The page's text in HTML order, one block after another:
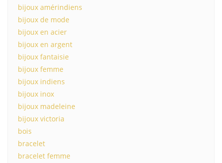
bijoux amérindiens
bijoux de mode
bijoux en acier
bijoux en argent
bijoux fantaisie
bijoux femme
bijoux indiens
bijoux inox
bijoux madeleine
bijoux victoria
bois
bracelet
bracelet femme